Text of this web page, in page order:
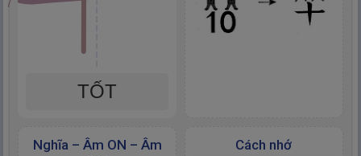
TỐT
Cách nhớ
Nghĩa – Âm ON – Âm